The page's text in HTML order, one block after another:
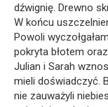
dźwignię. Drewno
W końcu
Powoli
pokryta błotem
Julian i Sarah
mieli doświadczyć.
nie zauważyli